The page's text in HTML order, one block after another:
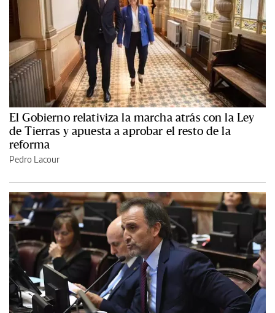
El Gobierno relativiza la marcha atrás con la Ley
de Tierras y apuesta a aprobar el resto de la
reforma
Pedro Lacour